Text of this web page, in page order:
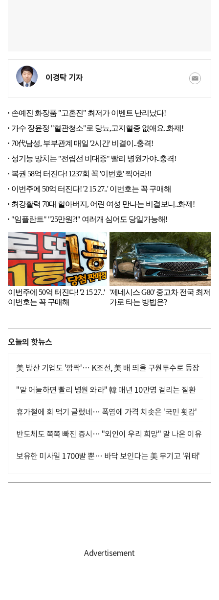
이경탁 기자
오늘의 핫뉴스
美 방산 기업도 '깜짝'… K조선, 美 배 띄울 구원투수로 등장
"말 어눌하면 빨리 병원 와라" 韓 매년 10만명 걸리는 질환
휴가철에 회 먹기 글렀네… 폭염에 가격 치솟은 '국민 횟감'
반도체도 쭉쭉 빠진 증시… "외인이 우리 희망" 말 나온 이유
보유한 미사일 1700발 뿐… 바닥 보인다는 美 무기고 '위태'